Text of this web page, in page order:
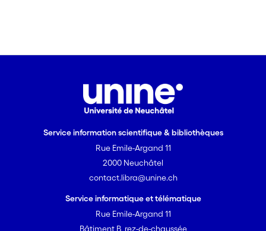
Service information scientifique & bibliothèques
Rue Emile-Argand 11
2000 Neuchâtel
contact.libra@unine.ch
Service informatique et télématique
Rue Emile-Argand 11
Bâtiment B, rez-de-chaussée